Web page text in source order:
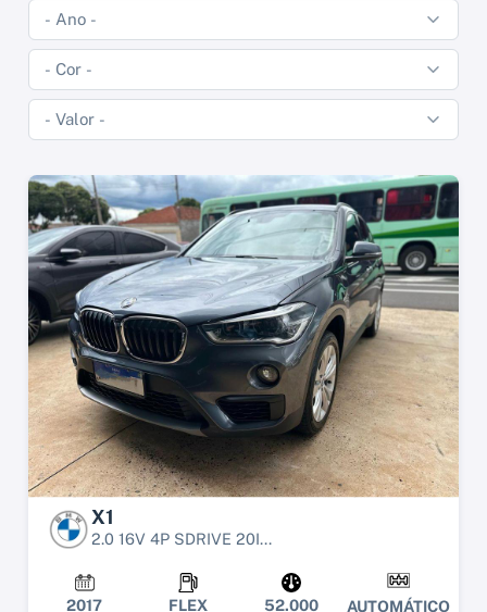
X1
2.0 16V 4P SDRIVE 20I...
2017 FLEX 52.000 AUTOMÁTICO